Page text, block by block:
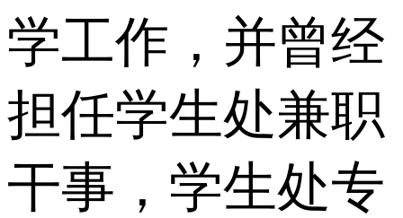
学工作，并曾经
担任学生处兼职
干事，学生处专